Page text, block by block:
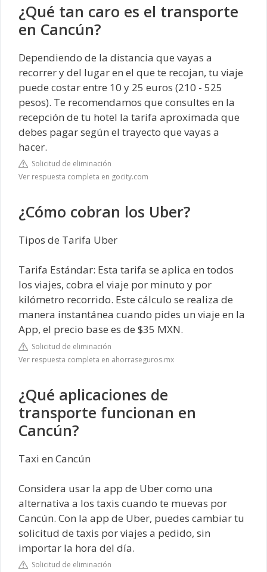
¿Qué tan caro es el transporte
en Cancún?
Dependiendo de la distancia que vayas a
recorrer y del lugar en el que te recojan, tu viaje
puede costar entre 10 y 25 euros (210 - 525
pesos). Te recomendamos que consultes en la
recepción de tu hotel la tarifa aproximada que
debes pagar según el trayecto que vayas a
hacer.
Solicitud de eliminación
Ver respuesta completa en gocity.com
¿Cómo cobran los Uber?
Tipos de Tarifa Uber
Tarifa Estándar: Esta tarifa se aplica en todos
los viajes, cobra el viaje por minuto y por
kilómetro recorrido. Este cálculo se realiza de
manera instantánea cuando pides un viaje en la
App, el precio base es de $35 MXN.
Solicitud de eliminación
Ver respuesta completa en ahorraseguros.mx
¿Qué aplicaciones de
transporte funcionan en
Cancún?
Taxi en Cancún
Considera usar la app de Uber como una
alternativa a los taxis cuando te muevas por
Cancún. Con la app de Uber, puedes cambiar tu
solicitud de taxis por viajes a pedido, sin
importar la hora del día.
Solicitud de eliminación